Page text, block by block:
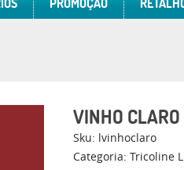
PROMOÇÃO
VINHO
Sku: lvinhoclaro
Categoria: Tricoline